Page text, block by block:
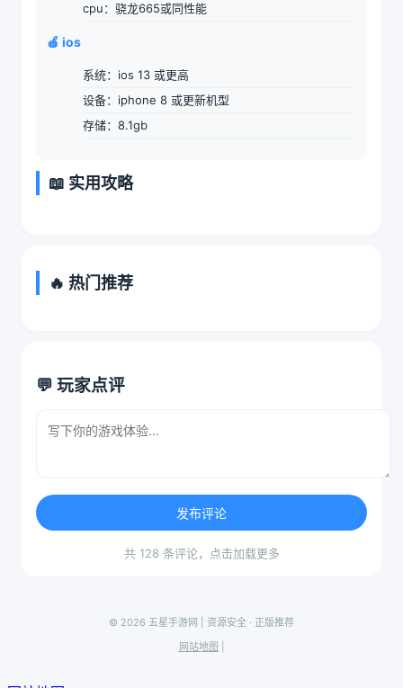
cpu：骁龙665或同性能
🍎 ios
系统：ios 13 或更高
设备：iphone 8 或更新机型
存储：8.1gb
📖 实用攻略
🔥 热门推荐
💬 玩家点评
发布评论
共 128 条评论，点击加载更多
© 2026 五星手游网 | 资源安全 · 正版推荐
网站地图